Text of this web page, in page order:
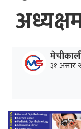
३१ असार